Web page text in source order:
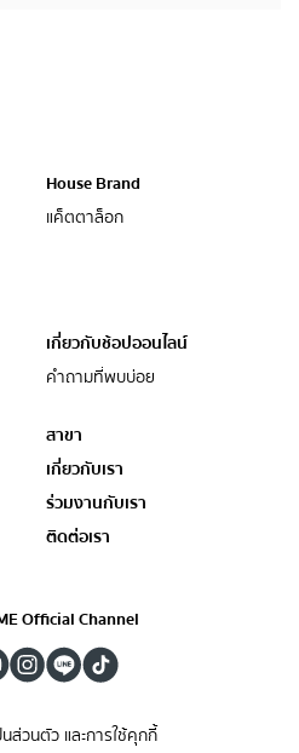
House Brand
แค็ตตาล็อก
เกี่ยวกับช้อปออนไลน์
คำถามที่พบบ่อย
สาขา
เกี่ยวกับเรา
ร่วมงานกับเรา
ติดต่อเรา
Official Channel
ส่วนตัว และการใช้คุกกี้